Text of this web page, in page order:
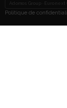
Adomos Group ·
Politique de